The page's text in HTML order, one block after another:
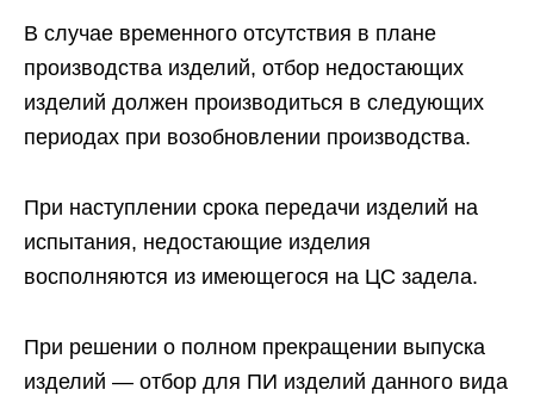
В случае временного отсутствия в плане
производства изделий, отбор недостающих
изделий должен производиться в следующих
периодах при возобновлении производства.
При наступлении срока передачи изделий на
испытания, недостающие изделия
восполняются из имеющегося на ЦС задела.
При решении о полном прекращении выпуска
изделий — отбор для ПИ изделий данного вида